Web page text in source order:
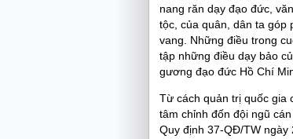
nang răn dạy đạo đức,
tộc, của quân, dân ta góp
vang. Những điều trong
tập những điều dạy bảo
gương đạo đức Hồ Chí
Từ cách quản trị quốc gia
tâm chỉnh đốn đội ngũ
Quy định 37-QĐ/TW ngày